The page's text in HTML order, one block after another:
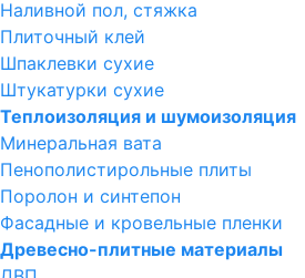
Наливной пол, стяжка
Плиточный клей
Шпаклевки сухие
Штукатурки сухие
Теплоизоляция и шумоизоляция
Минеральная вата
Пенополистирольные плиты
Поролон и синтепон
Фасадные и кровельные пленки
Древесно-плитные материалы